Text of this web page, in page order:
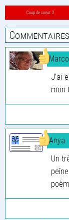
Coup de coeur: 2
Marco
J’ai
mon
Anya
Un